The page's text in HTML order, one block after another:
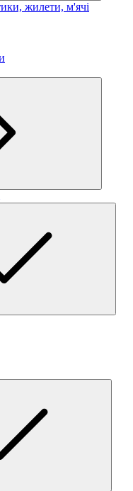
жилети, м'ячі